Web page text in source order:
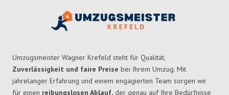
Umzugsmeister Wagner Krefeld steht für Qualität,
Zuverlässigkeit und faire Preise bei Ihrem Umzug. Mit
jahrelanger Erfahrung und einem engagierten Team sorgen wir
für einen reibungslosen Ablauf, der genau auf Ihre Bedürfnisse